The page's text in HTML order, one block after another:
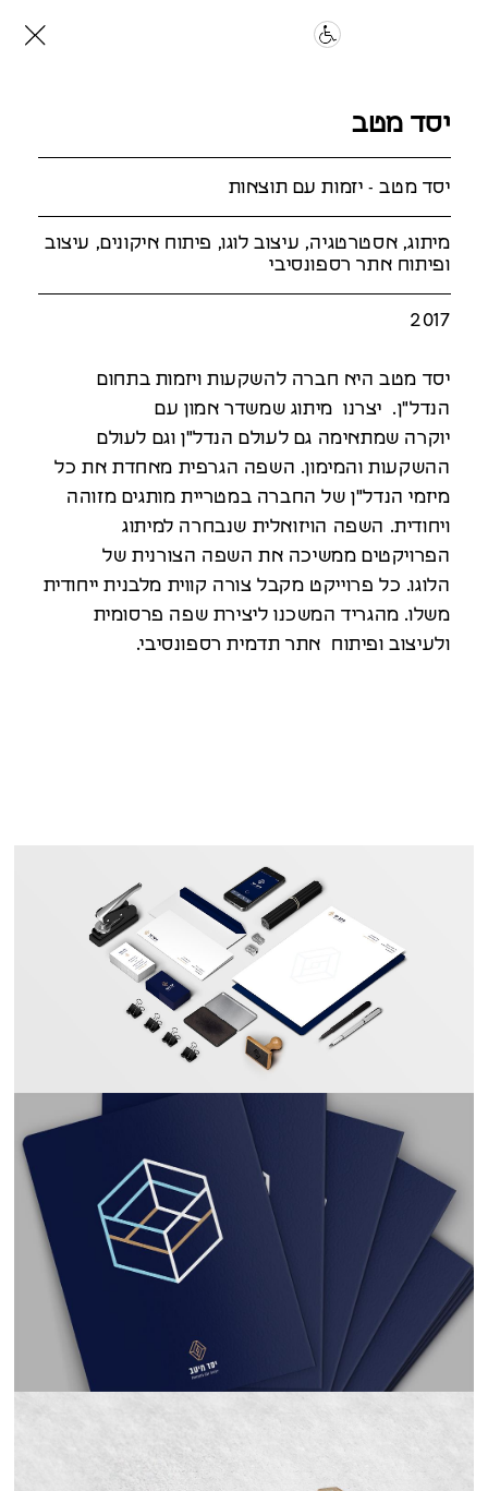
יסד מטב
יסד מטב - יזמות עם תוצאות
מיתוג, אסטרטגיה, עיצוב לוגו, פיתוח איקונים, עיצוב
ופיתוח אתר רספונסיבי
2017
יסד מטב היא חברה להשקעות ויזמות בתחום
הנדל"ן. יצרנו מיתוג שמשדר אמון עם
יוקרה שמתאימה גם לעולם הנדל"ן וגם לעולם
ההשקעות והמימון. השפה הגרפית מאחדת את כל
מיזמי הנדל"ן של החברה במטריית מותגים מזוהה
ויחודית. השפה הויזואלית שנבחרה למיתוג
הפרויקטים ממשיכה את השפה הצורנית של
הלוגו. כל פרוייקט מקבל צורה קווית מלבנית ייחודית
משלו. מהגריד המשכנו ליצירת שפה פרסומית
ולעיצוב ופיתוח אתר תדמית רספונסיבי.